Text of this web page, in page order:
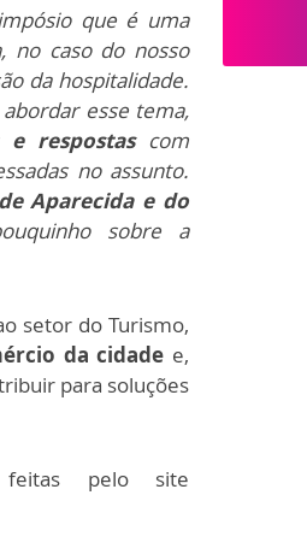
que é uma
no caso do nosso
da hospitalidade.
esse tema,
e respostascom
no assunto.
Aparecida e do
sobre a
setor do Turismo,
da cidade e,
para soluções
pelo site